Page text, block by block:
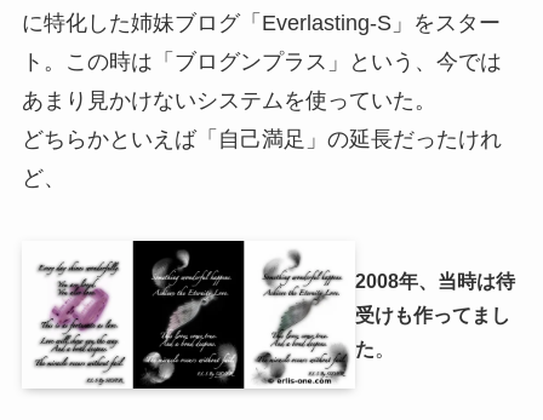
に特化した姉妹ブログ「Everlasting-S」をスター
ト。この時は「ブログンプラス」という、今では
あまり見かけないシステムを使っていた。
どちらかといえば「自己満足」の延長だったけれ
ど、
2008年、当時は待
受けも作ってまし
た。